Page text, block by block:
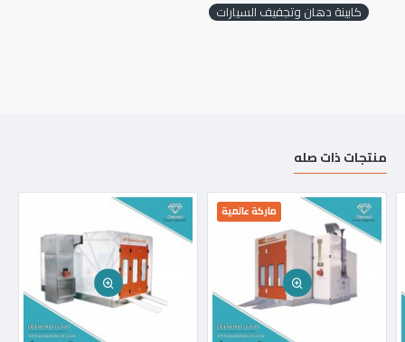
كابينة دهان وتجفيف السيارات
منتجات ذات صله
ماركة عالمية